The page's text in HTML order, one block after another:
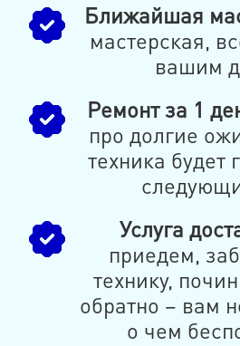
Ближайшая
мастерская,
вашим
Ремонт за 1
про долгие
техника будет
Услуга
приедем,
технику,
обратно – вам
о чем